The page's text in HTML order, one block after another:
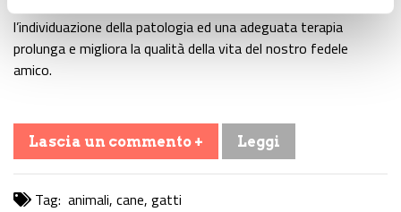
nella maggior parte dei casi non esista una terapia risolutiva,
l’individuazione della patologia ed una adeguata terapia
prolunga e migliora la qualità della vita del nostro fedele
amico.
Lascia un commento + Leggi
Tag: animali, cane, gatti